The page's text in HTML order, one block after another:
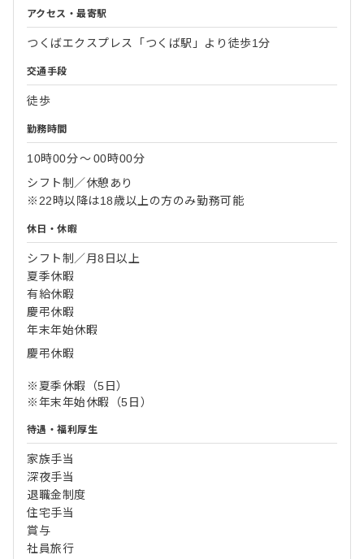
アクセス・最寄駅
つくばエクスプレス「つくば駅」より徒歩1分
交通手段
徒歩
勤務時間
10時00分〜00時00分
シフト制／休憩あり
※22時以降は18歳以上の方のみ勤務可能
休日・休暇
シフト制／月8日以上
夏季休暇
有給休暇
慶弔休暇
年末年始休暇
慶弔休暇
※夏季休暇（5日）
※年末年始休暇（5日）
待遇・福利厚生
家族手当
深夜手当
退職金制度
住宅手当
賞与
社員旅行